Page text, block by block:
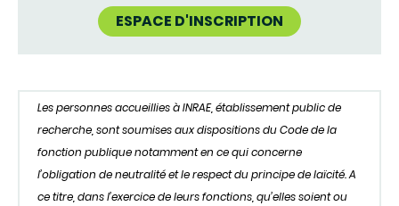
ESPACE D'INSCRIPTION
Les personnes accueillies à INRAE, établissement public de
recherche, sont soumises aux dispositions du Code de la
fonction publique notamment en ce qui concerne
l’obligation de neutralité et le respect du principe de laïcité. A
ce titre, dans l’exercice de leurs fonctions, qu’elles soient ou